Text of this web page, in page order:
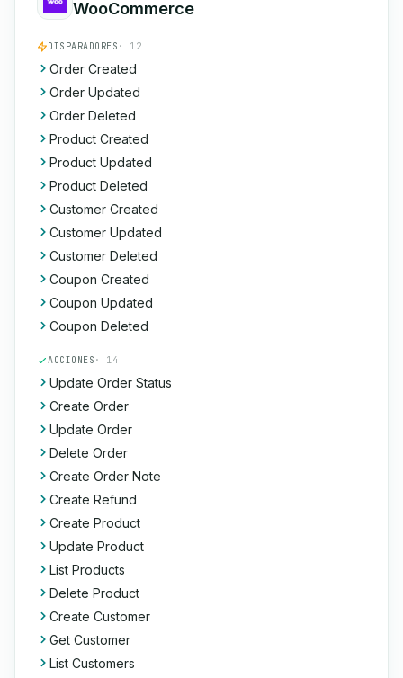
WooCommerce
DISPARADORES · 12
Order Created
Order Updated
Order Deleted
Product Created
Product Updated
Product Deleted
Customer Created
Customer Updated
Customer Deleted
Coupon Created
Coupon Updated
Coupon Deleted
ACCIONES · 14
Update Order Status
Create Order
Update Order
Delete Order
Create Order Note
Create Refund
Create Product
Update Product
List Products
Delete Product
Create Customer
Get Customer
List Customers